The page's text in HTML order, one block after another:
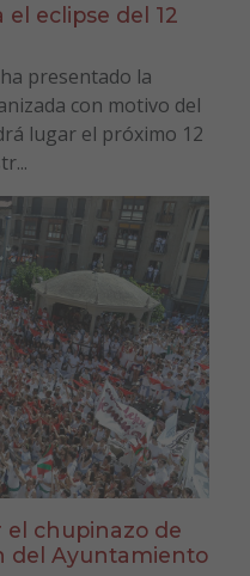
eclipse del 12
presentado la
con motivo del
lugar el próximo 12
el chupinazo de
del Ayuntamiento